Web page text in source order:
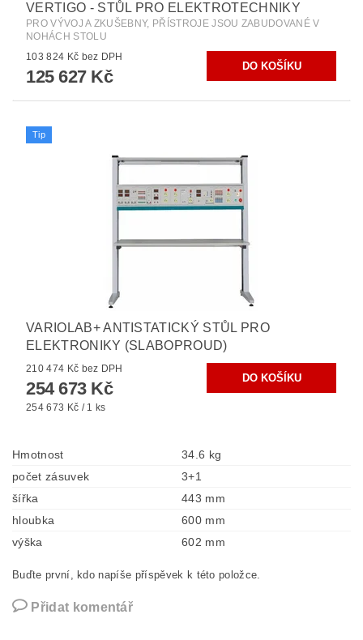
VERTIGO - STŮL PRO ELEKTROTECHNIKY
PRO VÝVOJ A ZKUŠEBNY, PŘÍSTROJE JSOU ZABUDOVANÉ V
NOHÁCH STOLU
103 824 Kč bez DPH
125 627 Kč
Tip
VARIOLAB+ ANTISTATICKÝ STŮL PRO
ELEKTRONIKY (SLABOPROUD)
210 474 Kč bez DPH
254 673 Kč
254 673 Kč / 1 ks
Hmotnost
34.6 kg
počet zásuvek
3+1
šířka
443 mm
hloubka
600 mm
výška
602 mm
Buďte první, kdo napíše příspěvek k této položce.
Přidat komentář